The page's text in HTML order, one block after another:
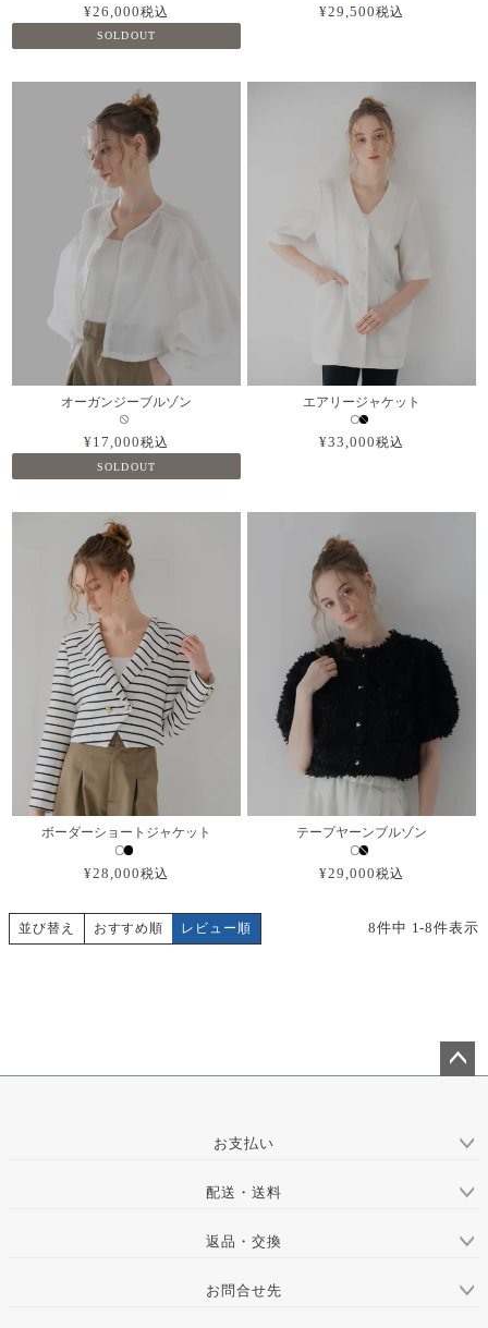
¥26,000税込
SOLDOUT
¥29,500税込
オーガンジーブルゾン
¥17,000税込
SOLDOUT
エアリージャケット
¥33,000税込
ボーダーショートジャケット
¥28,000税込
テープヤーンブルゾン
¥29,000税込
並び替え おすすめ順 レビュー順 8件中 1-8件表示
お支払い
配送・送料
返品・交換
お問合せ先